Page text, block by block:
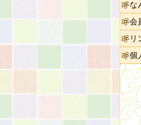
な
会
リ
個